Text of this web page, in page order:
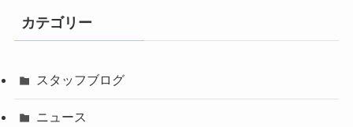
カテゴリー
スタッフブログ
ニュース